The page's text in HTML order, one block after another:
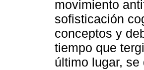
movimiento
sofisticación
conceptos y
tiempo que
último lugar,